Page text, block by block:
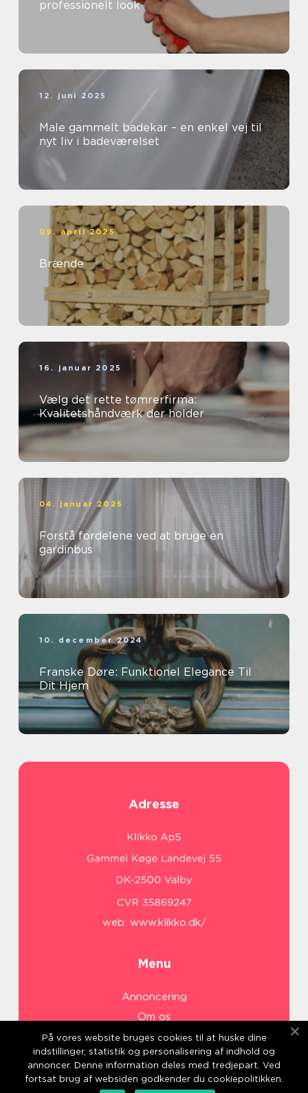
professionelt look
12. juni 2025
Male gammelt badekar – en enkel vej til
nyt liv i badeværelset
09. april 2025
Brænde
16. januar 2025
Vælg det rette tømrerfirma:
Kvalitetshåndværk der holder
04. januar 2025
Forstå fordelene ved at bruge en
gardinbus
10. december 2024
Franske Døre: Funktionel Elegance Til
Dit Hjem
Adresse
web: www.klikko.dk/
Menu
Annoncering
Om os
Cookies
Kontakt os
Sitemap
På vores website bruges cookies til at huske dine
indstillinger, statistik og personalisering af indhold og
annoncer. Denne information deles med tredjepart. Ved
fortsat brug af websiden godkender du cookiepolitikken.